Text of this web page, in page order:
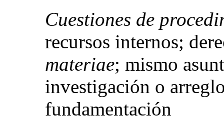
Cuestiones de
recursos internos;
materiae; mismo
investigación o
fundamentación